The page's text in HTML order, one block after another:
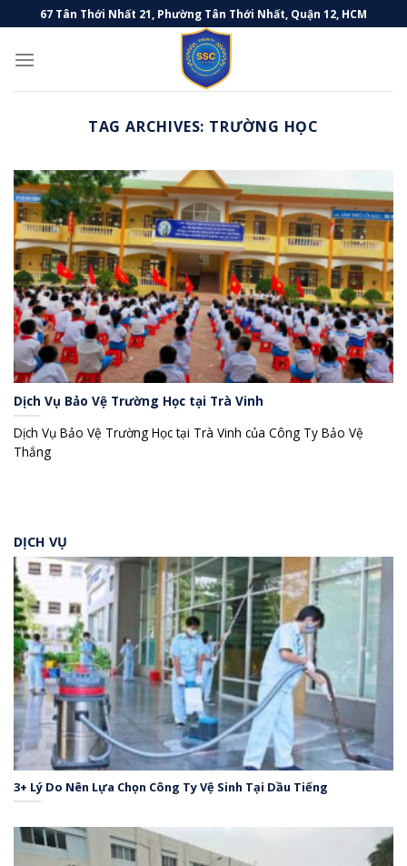
to
content
67 Tân Thới Nhất 21, Phường Tân Thới Nhất, Quận 12, HCM
TAG ARCHIVES: TRƯỜNG HỌC
Dịch Vụ Bảo Vệ Trường Học tại Trà Vinh
Dịch Vụ Bảo Vệ Trường Học tại Trà Vinh của Công Ty Bảo Vệ
Thắng
DỊCH VỤ
3+ Lý Do Nên Lựa Chọn Công Ty Vệ Sinh Tại Dầu Tiếng